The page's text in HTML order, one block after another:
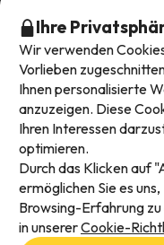
Impressum und AGBs
Datenschutz
Cookies Richtlinien
Viajes para ti S.L.U.
Ihre
Wir verwenden
Vorlieben
Ihnen personalisierte
anzuzeigen. Diese
Ihren Interessen
optimieren.
Durch das Klicken auf
ermöglichen Sie es
Browsing-Erfahrung
in unsererCookie-